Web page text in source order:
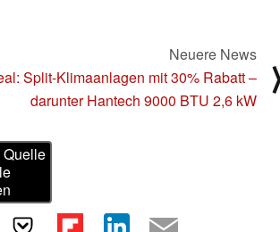
Neuere News
Split-Klimaanlagen mit 30% Rabatt –
darunter Hantech 9000 BTU 2,6 kW